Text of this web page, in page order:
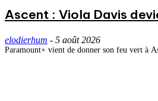
Ascent : Viola Davis
elodierhum - 5 août 2026
Paramount+ vient de donner son feu vert à